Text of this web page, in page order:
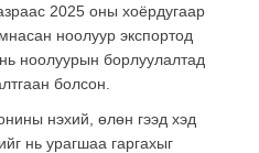
2025 оны хоёрдугаар
ноолуур экспортод
ноолуурын борлуулалтад
болсон.
нэхий, өлөн гээд хэд
нь урагшаа гаргахыг